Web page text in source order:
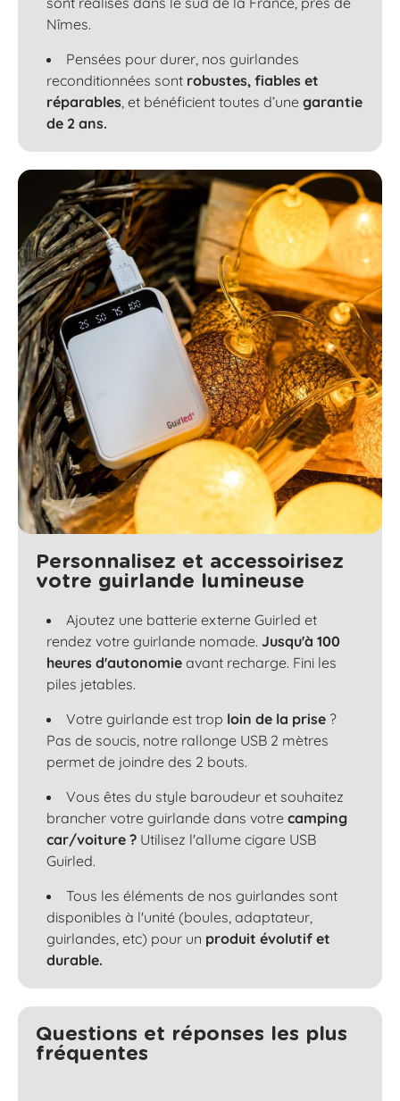
Nîmes.
Pensées pour durer, nos guirlandes
reconditionnées sont robustes, fiables et
réparables , et bénéficient toutes d’une garantie
de 2 ans.
Personnalisez et accessoirisez
votre guirlande lumineuse
Ajoutez une batterie externe Guirled et
rendez votre guirlande nomade. Jusqu'à 100
heures d'autonomie avant recharge. Fini les
piles jetables.
Votre guirlande est trop loin de la prise ?
Pas de soucis, notre rallonge USB 2 mètres
permet de joindre des 2 bouts.
Vous êtes du style baroudeur et souhaitez
brancher votre guirlande dans votre camping
car/voiture ? Utilisez l'allume cigare USB
Guirled.
Tous les éléments de nos guirlandes sont
disponibles à l'unité (boules, adaptateur,
guirlandes, etc) pour un produit évolutif et
durable.
Questions et réponses les plus
fréquentes​